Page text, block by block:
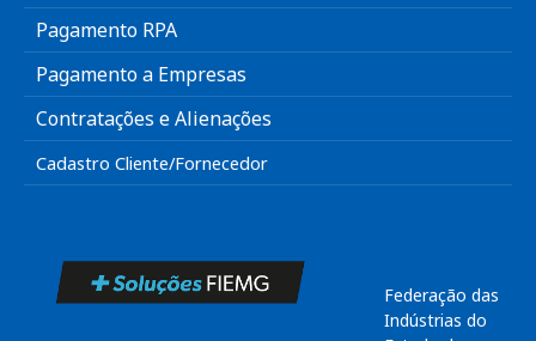
Pagamento RPA
Pagamento a Empresas
Contratações e Alienações
Cadastro Cliente/Fornecedor
Federação das
Indústrias do